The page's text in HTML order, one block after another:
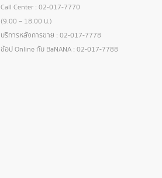
Call Center : 02-017-7770
(9.00 – 18.00 น.)
บริการหลังการขาย : 02-017-7778
ช้อป Online กับ BaNANA : 02-017-7788